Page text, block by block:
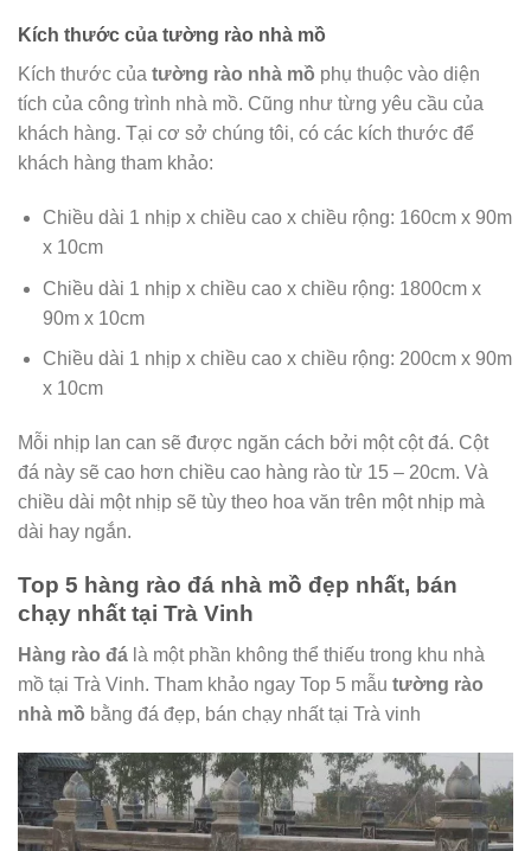
Kích thước của tường rào nhà mồ
Kích thước của tường rào nhà mồ phụ thuộc vào diện
tích của công trình nhà mồ. Cũng như từng yêu cầu của
khách hàng. Tại cơ sở chúng tôi, có các kích thước để
khách hàng tham khảo:
Chiều dài 1 nhịp x chiều cao x chiều rộng: 160cm x 90m
x 10cm
Chiều dài 1 nhịp x chiều cao x chiều rộng: 1800cm x
90m x 10cm
Chiều dài 1 nhịp x chiều cao x chiều rộng: 200cm x 90m
x 10cm
Mỗi nhịp lan can sẽ được ngăn cách bởi một cột đá. Cột
đá này sẽ cao hơn chiều cao hàng rào từ 15 – 20cm. Và
chiều dài một nhịp sẽ tùy theo hoa văn trên một nhịp mà
dài hay ngắn.
Top 5 hàng rào đá nhà mồ đẹp nhất, bán
chạy nhất tại Trà Vinh
Hàng rào đá là một phần không thể thiếu trong khu nhà
mồ tại Trà Vinh. Tham khảo ngay Top 5 mẫu tường rào
nhà mồ bằng đá đẹp, bán chạy nhất tại Trà vinh